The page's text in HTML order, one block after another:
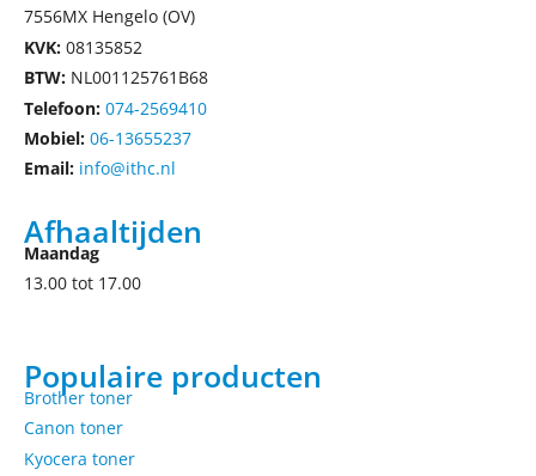
7556MX Hengelo (OV)
KVK: 08135852
BTW: NL001125761B68
Telefoon: 074-2569410
Mobiel: 06-13655237
Email: info@ithc.nl
Afhaaltijden
Maandag
13.00 tot 17.00
Populaire producten
Brother toner
Canon toner
Kyocera toner